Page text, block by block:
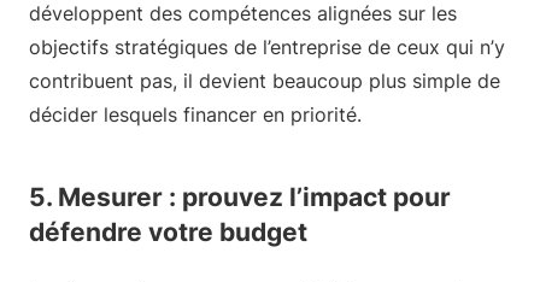
développent des compétences alignées sur les
objectifs stratégiques de l’entreprise de ceux qui n’y
contribuent pas, il devient beaucoup plus simple de
décider lesquels financer en priorité.
5. Mesurer : prouvez l’impact pour
défendre votre budget